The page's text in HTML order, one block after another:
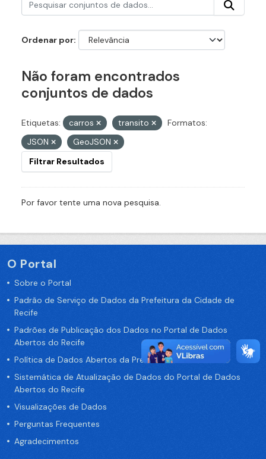
Ordenar por
Não foram encontrados
conjuntos de dados
Etiquetas: carros transito
Formatos:
JSON
GeoJSON
Filtrar Resultados
Por favor tente uma nova pesquisa.
O Portal
Sobre o Portal
Padrão de Serviço de Dados da Prefeitura da Cidade de
Recife
Padrões de Publicação dos Dados no Portal de Dados
Abertos do Recife
Política de Dados Abertos da Prefeitura do Recife
Sistemática de Atualização de Dados do Portal de Dados
Abertos do Recife
Visualizações de Dados
Perguntas Frequentes
Agradecimentos